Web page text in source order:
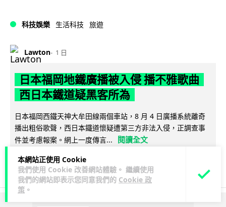
本網站正使用 Cookie
我們使用 Cookie 改善網站體驗。 繼續使用
我們的網站即表示您同意我們的 Cookie 政
策 。
科技娛樂 生活科技 旅遊
Lawton 1 日
日本福岡地鐵廣播被入侵 播不雅歌曲
西日本鐵道疑黑客所為
日本福岡西鐵天神大牟田線兩個車站，8 月 4 日廣播系統離奇
播出粗俗歌聲，西日本鐵道懷疑遭第三方非法入侵，正調查事
件並考慮報案。網上一度傳言...
閱讀全文
40 2↗ 分享